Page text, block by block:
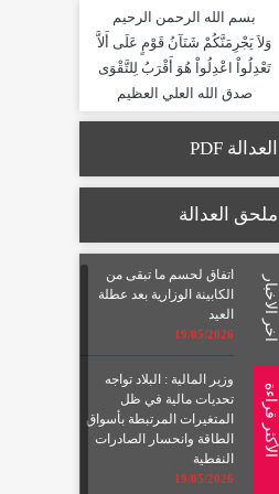
بسم الله الرحمن الرحيم
وَلاَ يَجْرِمَنَّكُمْ شَنَآنُ قَوْمٍ عَلَى أَلاَّ
تَعْدِلُواْ اعْدِلُواْ هُوَ أَقْرَبُ لِلتَّقْوَى
صدق الله العلي العظيم
العدالة PDF
ملحق العدالة
اتفاق لحسم ما تبقى من
الكابينة الوزارية بعد عطلة
العيد
19/05/2026
وزير المالية : البلاد تواجه
تحديات مالية في ظل
المتغيرات المرتبطة بأسواق
الطاقة وانحسار الصادرات
النفطية
19/05/2026
اخر الاخبار
الأكثر قراءة